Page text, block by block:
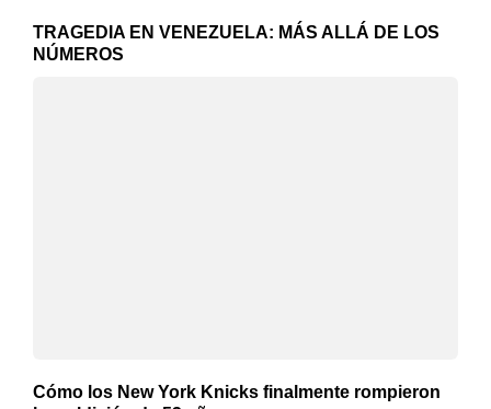
TRAGEDIA EN VENEZUELA: MÁS ALLÁ DE LOS
NÚMEROS
Cómo los New York Knicks finalmente rompieron